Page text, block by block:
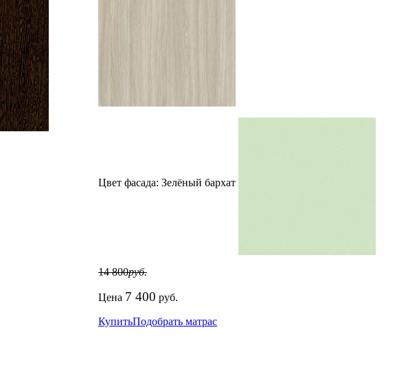
Цвет фасада: Зелёный бархат
14 800руб.
Цена 7 400 руб.
КупитьПодобрать матрас